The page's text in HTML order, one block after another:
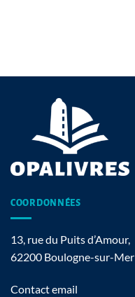
COORDONNÉES
13, rue du Puits d’Amour,
62200 Boulogne-sur-Mer
Contact email